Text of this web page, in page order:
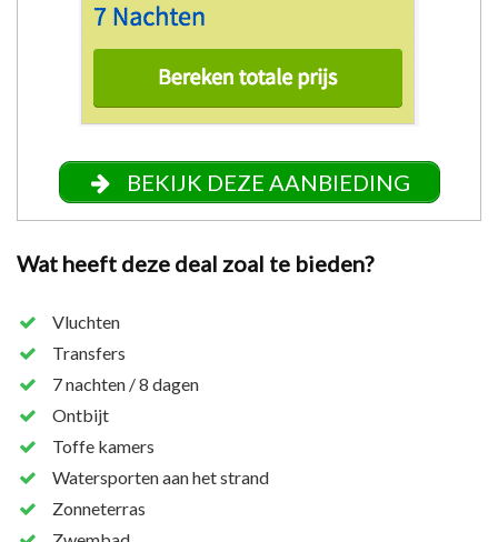
BEKIJK DEZE AANBIEDING
Wat heeft deze deal zoal te bieden?
Vluchten
Transfers
7 nachten / 8 dagen
Ontbijt
Toffe kamers
Watersporten aan het strand
Zonneterras